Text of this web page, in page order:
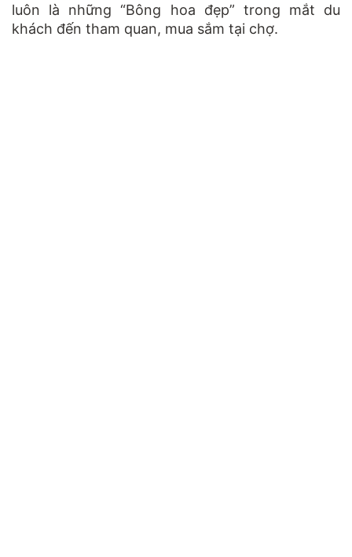
luôn là những “Bông hoa đẹp” trong mắt du
khách đến tham quan, mua sắm tại chợ.